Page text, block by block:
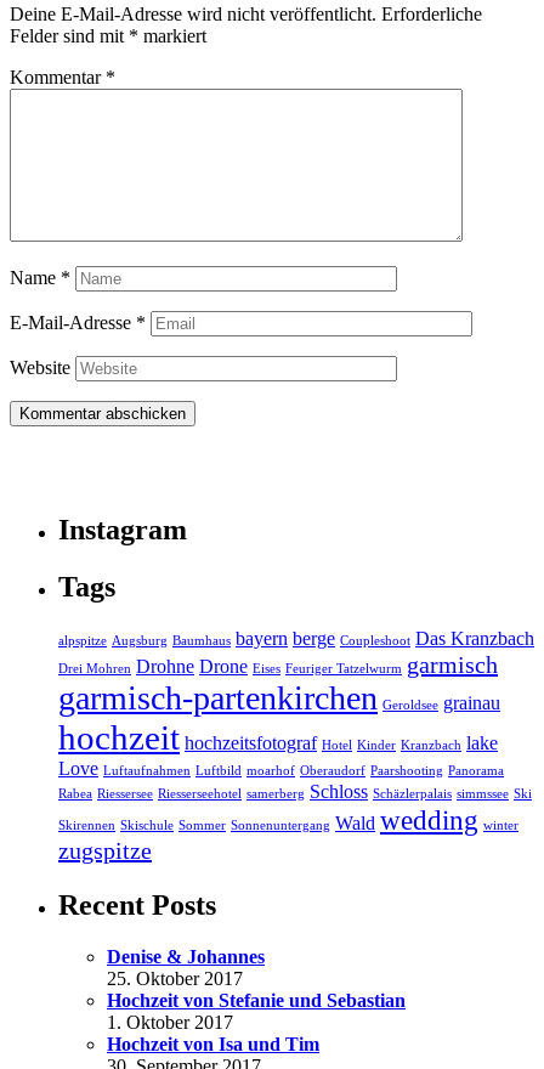
Deine E-Mail-Adresse wird nicht veröffentlicht. Erforderliche
Felder sind mit * markiert
Kommentar *
Name *
E-Mail-Adresse *
Website
Instagram
Tags
alpspitze Augsburg Baumhaus bayern berge Coupleshoot Das Kranzbach
Drei Mohren Drohne Drone Eises Feuriger Tatzelwurm garmisch
garmisch-partenkirchen Geroldsee grainau
hochzeit hochzeitsfotograf Hotel Kinder Kranzbach lake
Love Luftaufnahmen Luftbild moarhof Oberaudorf Paarshooting Panorama
Rabea Riessersee Riesserseehotel samerberg Schloss Schäzlerpalais simmssee Ski
Skirennen Skischule Sommer Sonnenuntergang Wald wedding winter
zugspitze
Recent Posts
Denise & Johannes
25. Oktober 2017
Hochzeit von Stefanie und Sebastian
1. Oktober 2017
Hochzeit von Isa und Tim